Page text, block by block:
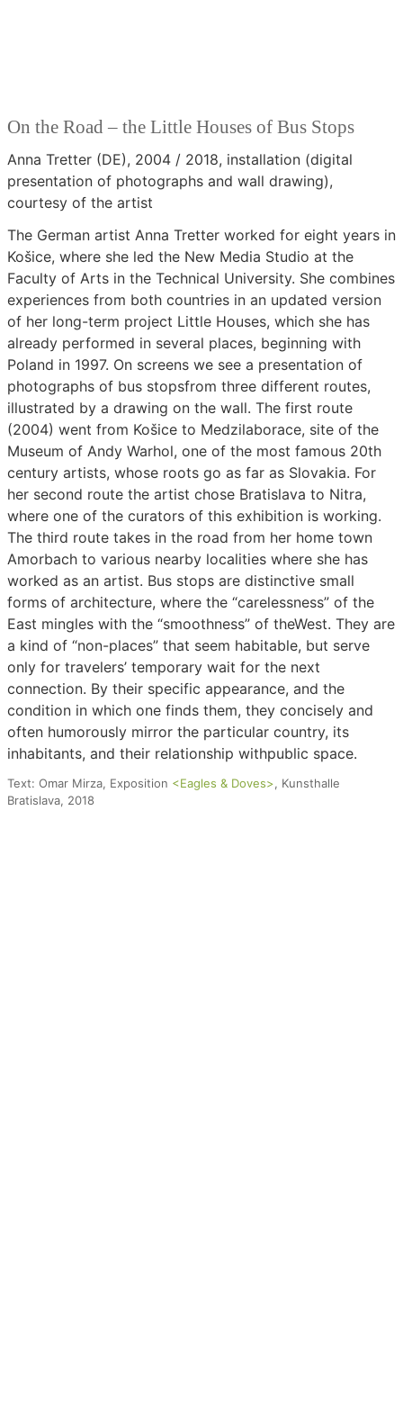
On the Road – the Little Houses of Bus Stops
Anna Tretter (DE), 2004 / 2018, installation (digital
presentation of photographs and wall drawing),
courtesy of the artist
The German artist Anna Tretter worked for eight years in
Košice, where she led the New Media Studio at the
Faculty of Arts in the Technical University. She combines
experiences from both countries in an updated version
of her long-term project Little Houses, which she has
already performed in several places, beginning with
Poland in 1997. On screens we see a presentation of
photographs of bus stopsfrom three different routes,
illustrated by a drawing on the wall. The first route
(2004) went from Košice to Medzilaborace, site of the
Museum of Andy Warhol, one of the most famous 20th
century artists, whose roots go as far as Slovakia. For
her second route the artist chose Bratislava to Nitra,
where one of the curators of this exhibition is working.
The third route takes in the road from her home town
Amorbach to various nearby localities where she has
worked as an artist. Bus stops are distinctive small
forms of architecture, where the “carelessness” of the
East mingles with the “smoothness” of theWest. They are
a kind of “non-places” that seem habitable, but serve
only for travelers’ temporary wait for the next
connection. By their specific appearance, and the
condition in which one finds them, they concisely and
often humorously mirror the particular country, its
inhabitants, and their relationship withpublic space.
Text: Omar Mirza, Exposition <Eagles & Doves>, Kunsthalle
Bratislava, 2018